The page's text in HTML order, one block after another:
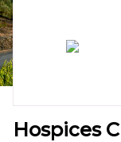
Hospices